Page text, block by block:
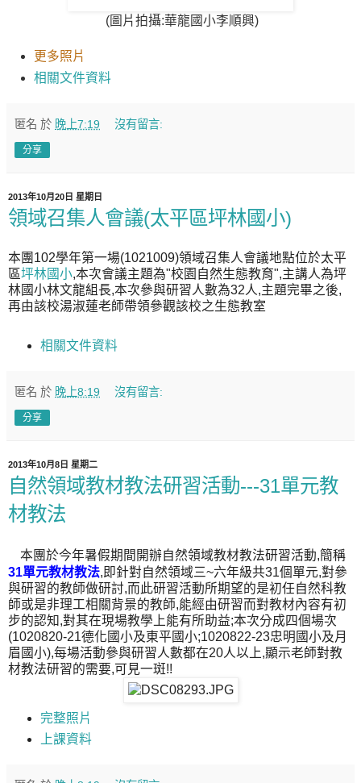
(圖片拍攝:華龍國小李順興)
更多照片
相關文件資料
匿名 於 晚上7:19 沒有留言:
分享
2013年10月20日 星期日
領域召集人會議(太平區坪林國小)
本團102學年第一場(1021009)領域召集人會議地點位於太平
區坪林國小,本次會議主題為"校園自然生態教育",主講人為坪
林國小林文龍組長,本次參與研習人數為32人,主題完畢之後,
再由該校湯淑蓮老師帶領參觀該校之生態教室
相關文件資料
匿名 於 晚上8:19 沒有留言:
分享
2013年10月8日 星期二
自然領域教材教法研習活動---31單元教
材教法
本團於今年暑假期間開辦自然領域教材教法研習活動,簡稱
31單元教材教法,即針對自然領域三~六年級共31個單元,對參
與研習的教師做研討,而此研習活動所期望的是初任自然科教
師或是非理工相關背景的教師,能經由研習而對教材內容有初
步的認知,對其在現場教學上能有所助益;本次分成四個場次
(1020820-21德化國小及東平國小;1020822-23忠明國小及月
眉國小),每場活動參與研習人數都在20人以上,顯示老師對教
材教法研習的需要,可見一斑!!
完整照片
上課資料